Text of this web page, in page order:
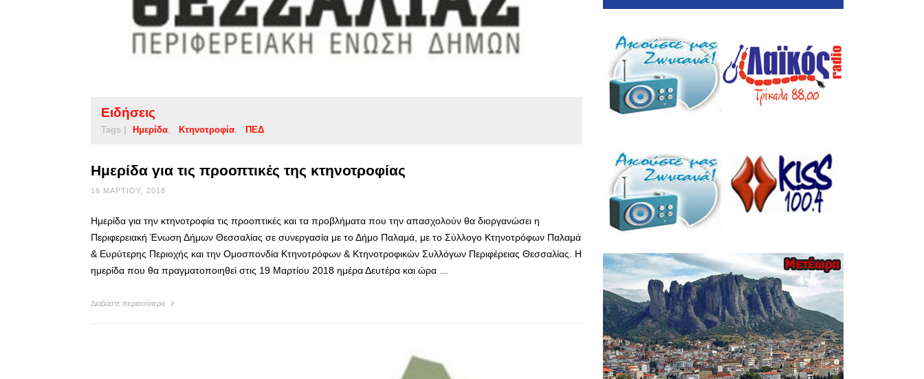
Ειδήσεις
Tags | Ημερίδα Κτηνοτροφία ΠΕΔ
Ημερίδα για τις προοπτικές της κτηνοτροφίας
16 ΜΑΡΤΊΟΥ, 2018
Ημερίδα για την κτηνοτροφία τις προοπτικές και τα προβλήματα που την απασχολούν θα διοργανώσει η
Περιφερειακή Ένωση Δήμων Θεσσαλίας σε συνεργασία με το Δήμο Παλαμά, με το Σύλλογο Κτηνοτρόφων Παλαμά
& Ευρύτερης Περιοχής και την Ομοσπονδία Κτηνοτρόφων & Κτηνοτροφικών Συλλόγων Περιφέρειας Θεσσαλίας. Η
ημερίδα που θα πραγματοποιηθεί στις 19 Μαρτίου 2018 ημέρα Δευτέρα και ώρα …
Διαβάστε περισσότερα